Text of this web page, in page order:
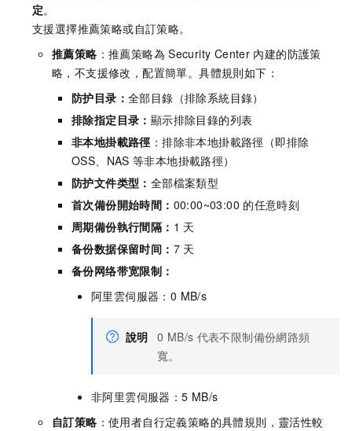
定。
支援選擇推薦策略或自訂策略。
推薦策略 ：推薦策略為 Security Center 內建的防護策
略，不支援修改，配置簡單。具體規則如下：
防护目录： 全部目錄（排除系統目錄）
排除指定目录： 顯示排除目錄的列表
非本地掛載路徑 ：排除非本地掛載路徑（即排除
OSS、NAS 等非本地掛載路徑）
防护文件类型： 全部檔案類型
首次備份開始時間： 00:00~03:00 的任意時刻
周期備份執行間隔： 1 天
备份数据保留时间： 7 天
备份网络带宽限制：
阿里雲伺服器：0 MB/s
說明 0 MB/s 代表不限制備份網路頻
寬。
非阿里雲伺服器：5 MB/s
自訂策略 ：使用者自行定義策略的具體規則，靈活性較